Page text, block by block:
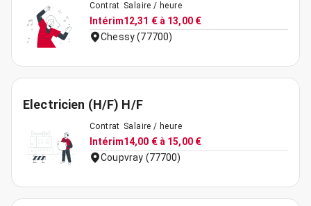
Contrat
Intérim
Salaire / heure
12,31 € à 13,00 €
Chessy (77700)
Electricien (H/F) H/F
Contrat
Intérim
Salaire / heure
14,00 € à 15,00 €
Coupvray (77700)